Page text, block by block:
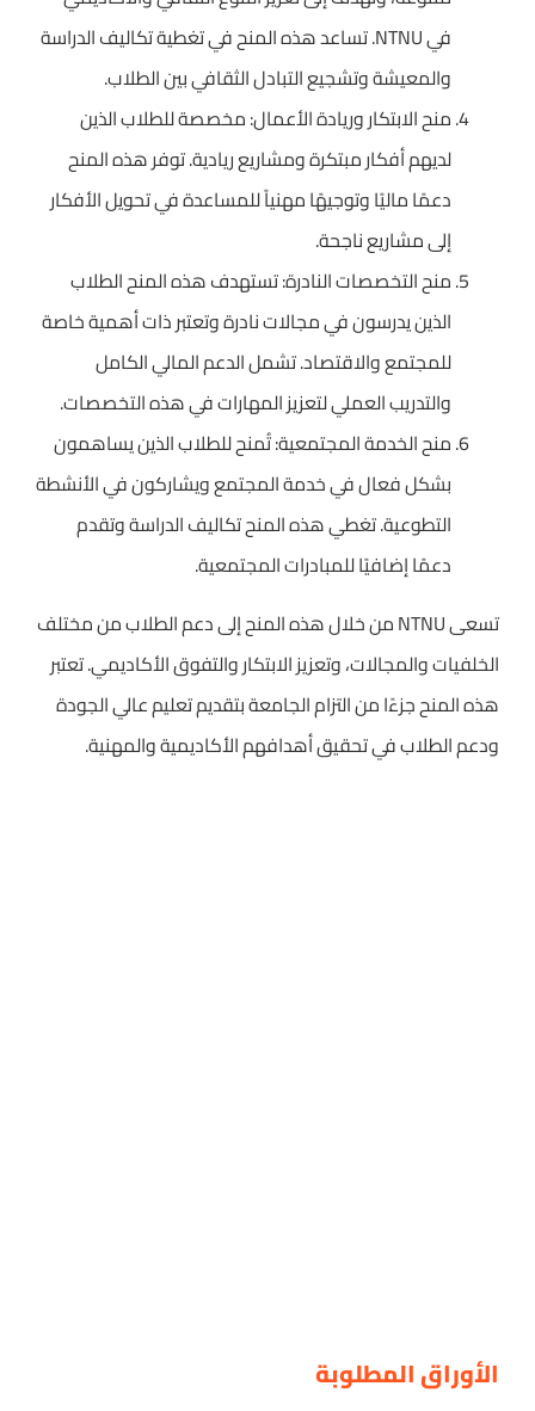
في NTNU. تساعد هذه المنح في تغطية تكاليف الدراسة
والمعيشة وتشجيع التبادل الثقافي بين الطلاب.
منح الابتكار وريادة الأعمال: مخصصة للطلاب الذين
لديهم أفكار مبتكرة ومشاريع ريادية. توفر هذه المنح
دعمًا ماليًا وتوجيهًا مهنياً للمساعدة في تحويل الأفكار
إلى مشاريع ناجحة.
منح التخصصات النادرة: تستهدف هذه المنح الطلاب
الذين يدرسون في مجالات نادرة وتعتبر ذات أهمية خاصة
للمجتمع والاقتصاد. تشمل الدعم المالي الكامل
والتدريب العملي لتعزيز المهارات في هذه التخصصات.
منح الخدمة المجتمعية: تُمنح للطلاب الذين يساهمون
بشكل فعال في خدمة المجتمع ويشاركون في الأنشطة
التطوعية. تغطي هذه المنح تكاليف الدراسة وتقدم
دعمًا إضافيًا للمبادرات المجتمعية.
تسعى NTNU من خلال هذه المنح إلى دعم الطلاب من مختلف
الخلفيات والمجالات، وتعزيز الابتكار والتفوق الأكاديمي. تعتبر
هذه المنح جزءًا من التزام الجامعة بتقديم تعليم عالي الجودة
ودعم الطلاب في تحقيق أهدافهم الأكاديمية والمهنية.
الأوراق المطلوبة